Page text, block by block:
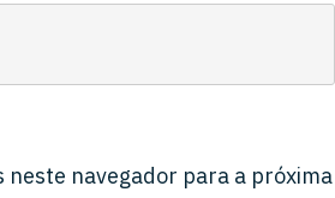
neste navegador para a próxima